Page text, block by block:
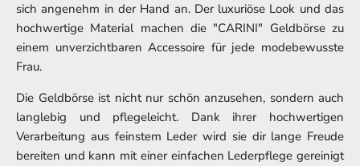
sich angenehm in der Hand an. Der luxuriöse Look und das
hochwertige Material machen die "CARINI" Geldbörse zu
einem unverzichtbaren Accessoire für jede modebewusste
Frau.
Die Geldbörse ist nicht nur schön anzusehen, sondern auch
langlebig und pflegeleicht. Dank ihrer hochwertigen
Verarbeitung aus feinstem Leder wird sie dir lange Freude
bereiten und kann mit einer einfachen Lederpflege gereinigt